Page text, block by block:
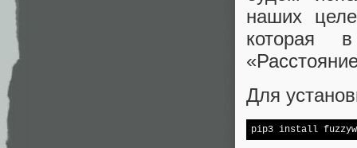
наших
которая
Для
pip3 install